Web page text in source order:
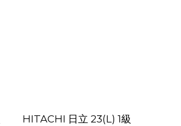
HITACHI 日立 23(L) 1級